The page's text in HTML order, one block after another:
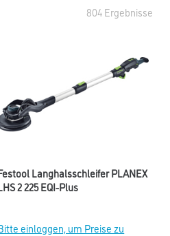
804 Ergebnisse
Langhalsschleifer PLANEX
2 225 EQI-Plus
einloggen, um Preise zu